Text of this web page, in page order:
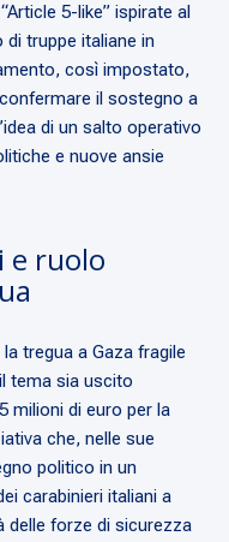
5-like” ispirate al
truppe italiane in
così impostato,
il sostegno a
di un salto operativo
e nuove ansie
e ruolo
tregua a Gaza fragile
tema sia uscito
milioni di euro per la
che, nelle sue
politico in un
carabinieri italiani a
delle forze di sicurezza